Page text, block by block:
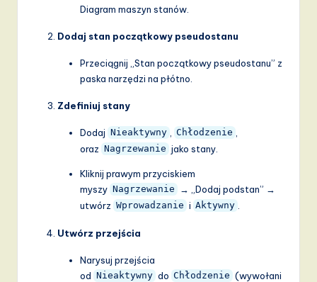
Diagram maszyn stanów.
Dodaj stan początkowy pseudostanu
Przeciągnij „Stan początkowy pseudostanu” z
paska narzędzi na płótno.
Zdefiniuj stany
Dodaj Nieaktywny Chłodzenie
oraz Nagrzewanie jako stany.
Kliknij prawym przyciskiem
myszy Nagrzewanie
→ „Dodaj podstan” →
utwórz Wprowadzanie i Aktywny
Utwórz przejścia
Narysuj przejścia
od Nieaktywny do Chłodzenie (wywołani